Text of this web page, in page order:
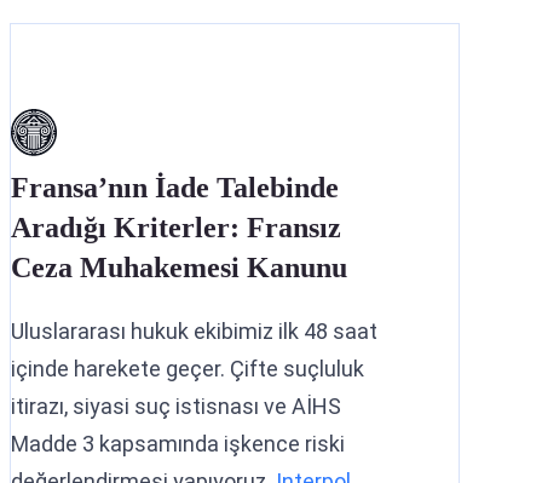
Fransa’nın İade Talebinde
Aradığı Kriterler: Fransız
Ceza Muhakemesi Kanunu
Uluslararası hukuk ekibimiz ilk 48 saat
içinde harekete geçer. Çifte suçluluk
itirazı, siyasi suç istisnası ve AİHS
Madde 3 kapsamında işkence riski